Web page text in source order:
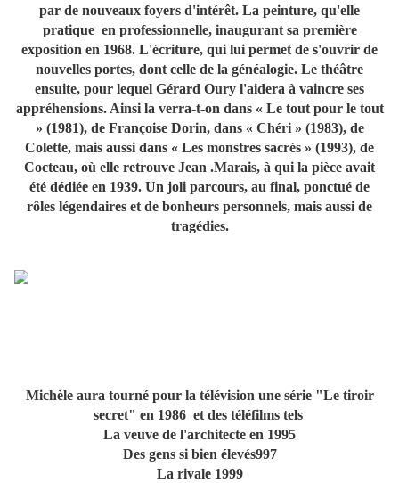
par de nouveaux foyers d'intérêt. La peinture, qu'elle
pratique en professionnelle, inaugurant sa première
exposition en 1968. L'écriture, qui lui permet de s'ouvrir de
nouvelles portes, dont celle de la généalogie. Le théâtre
ensuite, pour lequel Gérard Oury l'aidera à vaincre ses
appréhensions. Ainsi la verra-t-on dans « Le tout pour le tout
» (1981), de Françoise Dorin, dans « Chéri » (1983), de
Colette, mais aussi dans « Les monstres sacrés » (1993), de
Cocteau, où elle retrouve Jean .Marais, à qui la pièce avait
été dédiée en 1939. Un joli parcours, au final, ponctué de
rôles légendaires et de bonheurs personnels, mais aussi de
tragédies.
Michèle aura tourné pour la télévision une série "Le tiroir
secret" en 1986 et des téléfilms tels
La veuve de l'architecte en 1995
Des gens si bien élevés997
La rivale 1999